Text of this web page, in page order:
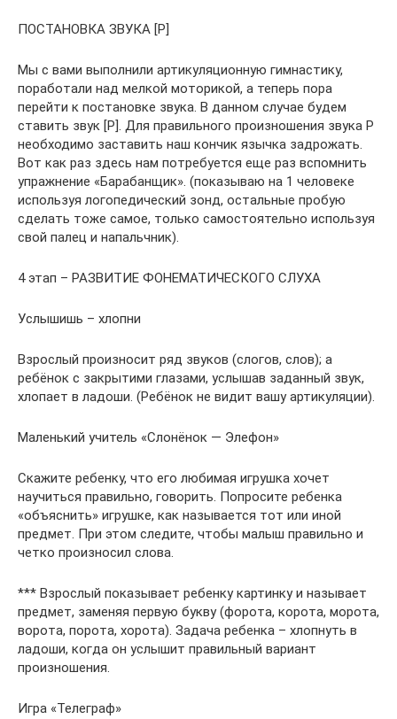
ПОСТАНОВКА ЗВУКА [Р]
Мы с вами выполнили артикуляционную гимнастику,
поработали над мелкой моторикой, а теперь пора
перейти к постановке звука. В данном случае будем
ставить звук [Р]. Для правильного произношения звука Р
необходимо заставить наш кончик язычка задрожать.
Вот как раз здесь нам потребуется еще раз вспомнить
упражнение «Барабанщик». (показываю на 1 человеке
используя логопедический зонд, остальные пробую
сделать тоже самое, только самостоятельно используя
свой палец и напальчник).
4 этап – РАЗВИТИЕ ФОНЕМАТИЧЕСКОГО СЛУХА
Услышишь – хлопни
Взрослый произносит ряд звуков (слогов, слов); а
ребёнок с закрытими глазами, услышав заданный звук,
хлопает в ладоши. (Ребёнок не видит вашу артикуляции).
Маленький учитель «Слонёнок — Элефон»
Скажите ребенку, что его любимая игрушка хочет
научиться правильно, говорить. Попросите ребенка
«объяснить» игрушке, как называется тот или иной
предмет. При этом следите, чтобы малыш правильно и
четко произносил слова.
*** Взрослый показывает ребенку картинку и называет
предмет, заменяя первую букву (форота, корота, морота,
ворота, порота, хорота). Задача ребенка – хлопнуть в
ладоши, когда он услышит правильный вариант
произношения.
Игра «Телеграф»